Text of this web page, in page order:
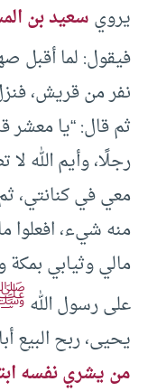
يرويسعيد بن
فيقول: لما أقبل
نفر من قريش،
ثم قال: “يا معشر
رجلًا، وأيم الله
معي في كنانتي،
منه شيء، افعلوا
مالي وثيابي بمكة
على رسول الله
يحيى، ربح البيع
من يشري نفسه